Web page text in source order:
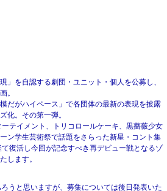
」を自認する劇団・ユニット・個人を公募し、
。
だがハイペース」で各団体の最新の表現を披露
化。その第一弾。
テイメント、トリコロールケーキ、黒薔薇少女
ン学生芸術祭で話題をさらった新星・コント集
復活し今回が記念すべき再デビュー戦となるゾ
します。
うと思いますが、募集については後日発表いた